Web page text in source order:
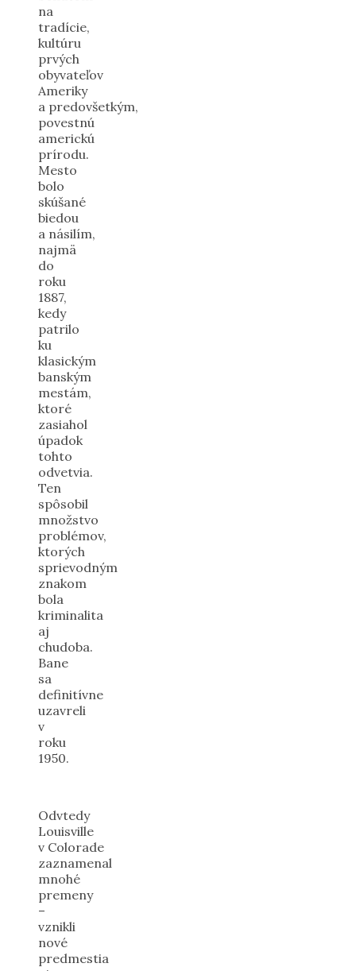
na
tradície,
kultúru
prvých
obyvateľov
Ameriky
a predovšetkým,
povestnú
americkú
prírodu.
Mesto
bolo
skúšané
biedou
a násilím,
najmä
do
roku
1887,
kedy
patrilo
ku
klasickým
banským
mestám,
ktoré
zasiahol
úpadok
tohto
odvetvia.
Ten
spôsobil
množstvo
problémov,
ktorých
sprievodným
znakom
bola
kriminalita
aj
chudoba.
Bane
sa
definitívne
uzavreli
v
roku
1950.
Odvtedy
Louisville
v Colorade
zaznamenal
mnohé
premeny
–
vznikli
nové
predmestia